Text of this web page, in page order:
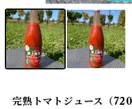
完熟トマトジュース（